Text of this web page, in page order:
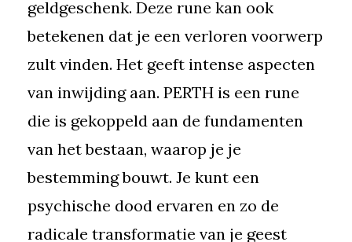
geldgeschenk. Deze rune kan ook
betekenen dat je een verloren voorwerp
zult vinden. Het geeft intense aspecten
van inwijding aan. PERTH is een rune
die is gekoppeld aan de fundamenten
van het bestaan, waarop je je
bestemming bouwt. Je kunt een
psychische dood ervaren en zo de
radicale transformatie van je geest